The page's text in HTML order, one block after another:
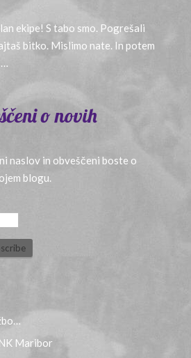
ekipe! S tabo smo. Pogrešali
bitko. Mislimo nate. In potem
…
o novih
naslov in obveščeni boste o
blogu.
Maribor